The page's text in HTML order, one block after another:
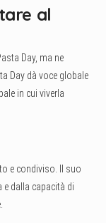
al
Day, ma ne
Day dà voce globale
in cui viverla
e condiviso. Il suo
e dalla capacità di